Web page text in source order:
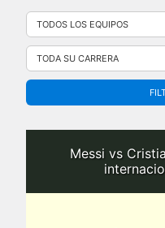
Saltar
contenido
Messi vs